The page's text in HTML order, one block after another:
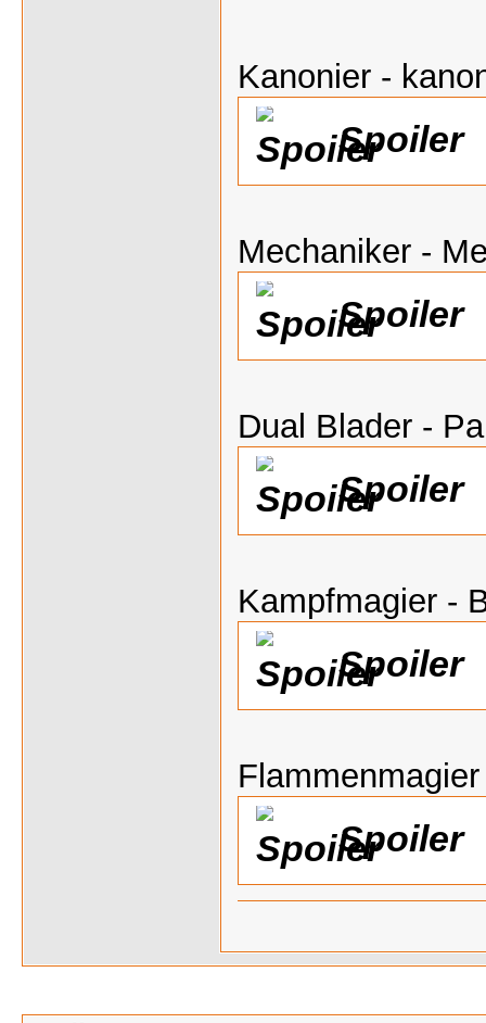
Kanonier -
Spoiler
Mechaniker -
Spoiler
Dual Blader -
Spoiler
Kampfmagier -
Spoiler
Spoiler